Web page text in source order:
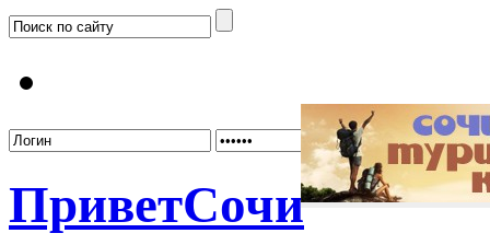
ПриветСочи